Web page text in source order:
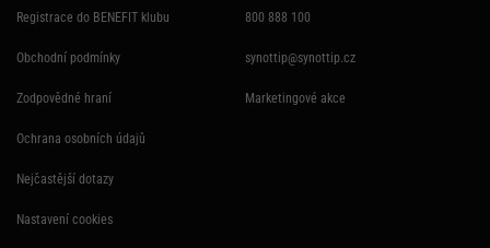
Registrace do BENEFIT klubu
Obchodní podmínky
Zodpovědné hraní
Ochrana osobních údajů
Nejčastější dotazy
Nastavení cookies
800 888 100
synottip@synottip.cz
Marketingové akce